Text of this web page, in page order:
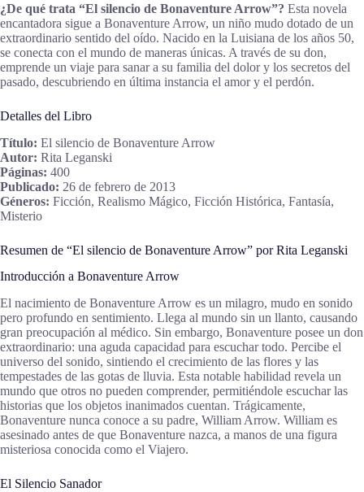
¿De qué trata “El silencio de Bonaventure Arrow”? Esta novela
encantadora sigue a Bonaventure Arrow, un niño mudo dotado de un
extraordinario sentido del oído. Nacido en la Luisiana de los años 50,
se conecta con el mundo de maneras únicas. A través de su don,
emprende un viaje para sanar a su familia del dolor y los secretos del
pasado, descubriendo en última instancia el amor y el perdón.
Detalles del Libro
Título: El silencio de Bonaventure Arrow
Autor: Rita Leganski
Páginas: 400
Publicado: 26 de febrero de 2013
Géneros: Ficción, Realismo Mágico, Ficción Histórica, Fantasía,
Misterio
Resumen de “El silencio de Bonaventure Arrow” por Rita Leganski
Introducción a Bonaventure Arrow
El nacimiento de Bonaventure Arrow es un milagro, mudo en sonido
pero profundo en sentimiento. Llega al mundo sin un llanto, causando
gran preocupación al médico. Sin embargo, Bonaventure posee un don
extraordinario: una aguda capacidad para escuchar todo. Percibe el
universo del sonido, sintiendo el crecimiento de las flores y las
tempestades de las gotas de lluvia. Esta notable habilidad revela un
mundo que otros no pueden comprender, permitiéndole escuchar las
historias que los objetos inanimados cuentan. Trágicamente,
Bonaventure nunca conoce a su padre, William Arrow. William es
asesinado antes de que Bonaventure nazca, a manos de una figura
misteriosa conocida como el Viajero.
El Silencio Sanador